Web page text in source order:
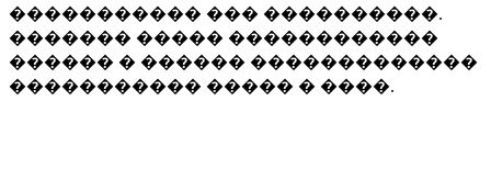
����������� ��� ����������.
������� ����� ������������
������ � ������ �������������
����������� ����� � ����.